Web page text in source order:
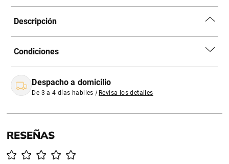
Descripción
Condiciones
Despacho a domicilio
De 3 a 4 días habiles | Revisa los detalles